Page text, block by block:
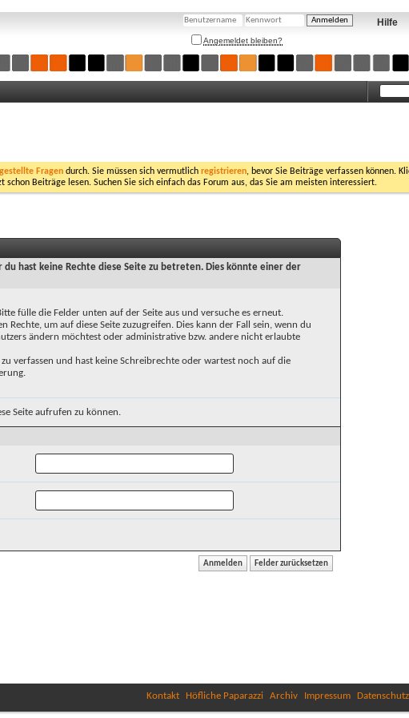
Hilfe
Angemeldet bleiben?
Fragen durch. Sie müssen sich vermutlich registrieren, bevor Sie Beiträge verfassen können.
Beiträge lesen. Suchen Sie sich einfach das Forum aus, das Sie am meisten interessiert.
du hast keine Rechte diese Seite zu betreten. Dies könnte einer der
fülle die Felder unten auf der Seite aus und versuche es erneut.
Rechte, um auf diese Seite zuzugreifen. Dies kann der Fall sein, wenn du
ändern möchtest oder administrative bzw. andere nicht erlaubte
verfassen und hast keine Schreibrechte oder wartest noch auf die
Seite aufrufen zu können.
Kontakt Höfliche Paparazzi Archiv Impressum